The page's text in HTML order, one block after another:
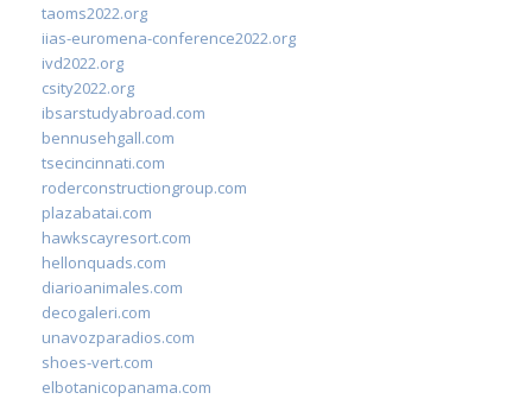
taoms2022.org
iias-euromena-conference2022.org
ivd2022.org
csity2022.org
ibsarstudyabroad.com
bennusehgall.com
tsecincinnati.com
roderconstructiongroup.com
plazabatai.com
hawkscayresort.com
hellonquads.com
diarioanimales.com
decogaleri.com
unavozparadios.com
shoes-vert.com
elbotanicopanama.com